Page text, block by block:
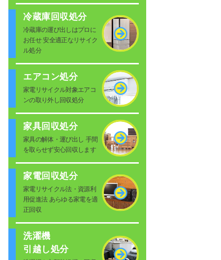
冷蔵庫回収処分
冷蔵庫の運び出しはプロに
お任せ 安全適正なリサイク
ル処分
エアコン処分
家電リサイクル対象エアコ
ンの取り外し回収処分
家具回収処分
家具の解体・運び出し 手間
を取らせず安心回収します
家電回収処分
家電リサイクル法・資源利
用促進法 あらゆる家電を適
正回収
洗濯機
引越し処分